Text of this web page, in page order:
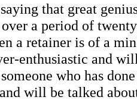
that great
a period of
a retainer is of a
enthusiastic and
who has
will be talked